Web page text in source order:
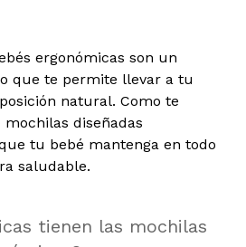
ergonómicas son un
que te permite llevar a tu
natural. Como te
diseñadas
tu bebé mantenga en todo
saludable.
tienen las mochilas